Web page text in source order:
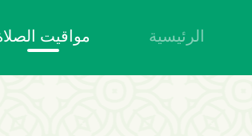
الرئيسية مواقيت